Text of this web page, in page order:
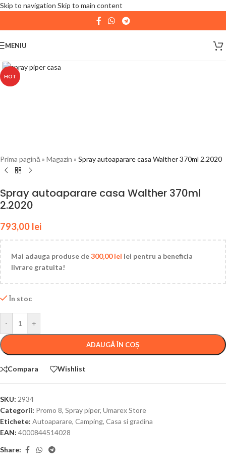
Skip to navigation Skip to main content
| 📦 Program livrari|In perioada11 August - 18
August,
expediate. Va multumim pentru intelegere!
MENIU
HOT
Prima pagină » Magazin » Spray autoaparare casa Walther 370ml 2.2020
Spray autoaparare casa Walther 370ml
2.2020
793,00 lei
Mai adauga produse de300,00lei lei pentru a beneficia
livrare gratuita!
În stoc
- +
ADAUGĂ ÎN COȘ
Compara Wishlist
SKU: 2934
Categorii: Promo 8, Spray piper, Umarex Store
Etichete: Autoaparare, Camping, Casa si gradina
EAN: 4000844514028
Share: